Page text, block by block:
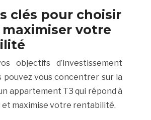
clés pour choisir
maximiser votre
objectifs d’investissement
pouvez vous concentrer sur la
appartement T3 qui répond à
maximise votre rentabilité.